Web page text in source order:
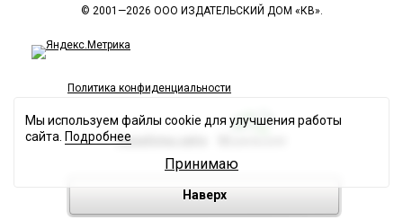
© 2001—2026 ООО ИЗДАТЕЛЬСКИЙ ДОМ «КВ».
Политика конфиденциальности
Разработка сайта
Наверх
Мы используем файлы cookie для улучшения работы
сайта. Подробнее
Принимаю